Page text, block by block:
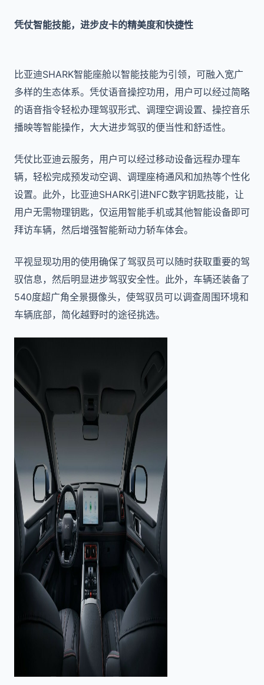
凭仗智能技能，进步皮卡的精美度和快捷性
比亚迪SHARK智能座舱以智能技能为引领，可融入宽广
多样的生态体系。凭仗语音操控功用，用户可以经过简略
的语音指令轻松办理驾驭形式、调理空调设置、操控音乐
播映等智能操作，大大进步驾驭的便当性和舒适性。
凭仗比亚迪云服务，用户可以经过移动设备远程办理车
辆，轻松完成预发动空调、调理座椅通风和加热等个性化
设置。此外，比亚迪SHARK引进NFC数字钥匙技能，让
用户无需物理钥匙，仅运用智能手机或其他智能设备即可
拜访车辆，然后增强智能新动力轿车体会。
平视显现功用的使用确保了驾驭员可以随时获取重要的驾
驭信息，然后明显进步驾驭安全性。此外，车辆还装备了
540度超广角全景摄像头，使驾驭员可以调查周围环境和
车辆底部，简化越野时的途径挑选。